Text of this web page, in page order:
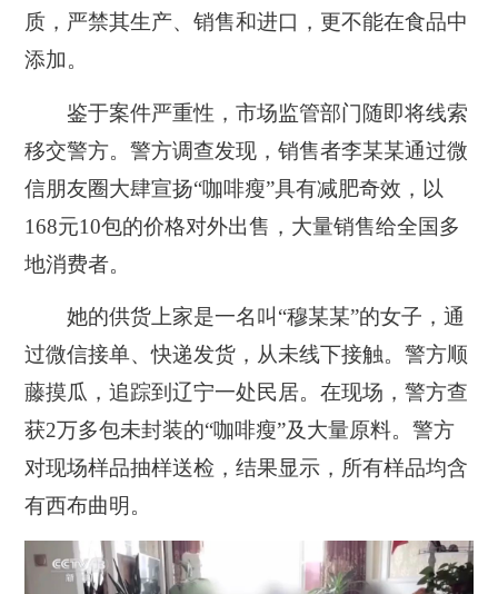
质，严禁其生产、销售和进口，更不能在食品中
添加。
鉴于案件严重性，市场监管部门随即将线索
移交警方。警方调查发现，销售者李某某通过微
信朋友圈大肆宣扬“咖啡瘦”具有减肥奇效，以
168元10包的价格对外出售，大量销售给全国多
地消费者。
她的供货上家是一名叫“穆某某”的女子，通
过微信接单、快递发货，从未线下接触。警方顺
藤摸瓜，追踪到辽宁一处民居。在现场，警方查
获2万多包未封装的“咖啡瘦”及大量原料。警方
对现场样品抽样送检，结果显示，所有样品均含
有西布曲明。